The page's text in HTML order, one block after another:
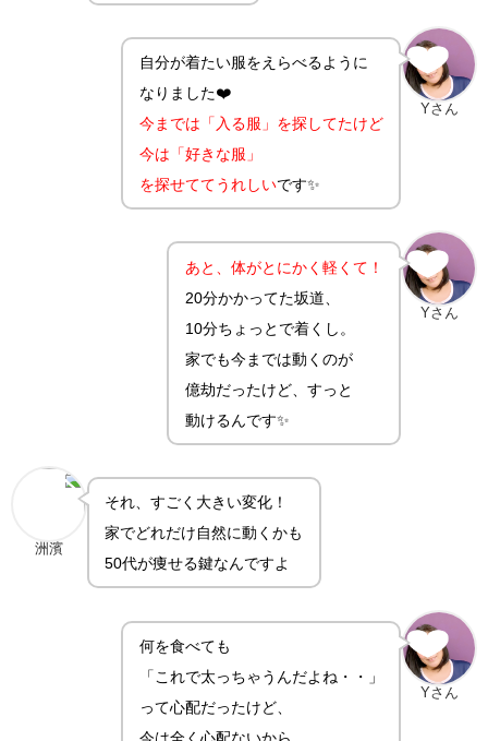
Yさん
自分が着たい服をえらべるように
なりました❤️
今までは「入る服」を探してたけど
今は「好きな服」
を探せててうれしいです✨
Yさん
あと、体がとにかく軽くて！
20分かかってた坂道、
10分ちょっとで着くし。
家でも今までは動くのが
億劫だったけど、すっと
動けるんです✨
洲濱
それ、すごく大きい変化！
家でどれだけ自然に動くかも
50代が痩せる鍵なんですよ
Yさん
何を食べても
「これで太っちゃうんだよね・・」
って心配だったけど、
今は全く心配ないから